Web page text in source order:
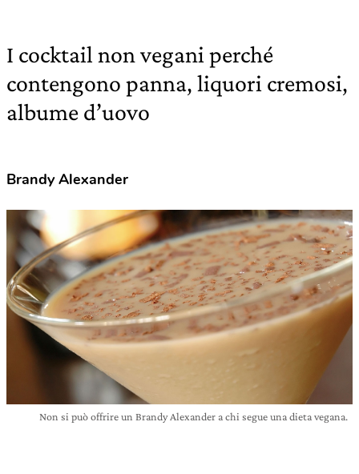
I cocktail non vegani perché
contengono panna, liquori cremosi,
albume d’uovo
Brandy Alexander
Non si può offrire un Brandy Alexander a chi segue una dieta vegana.